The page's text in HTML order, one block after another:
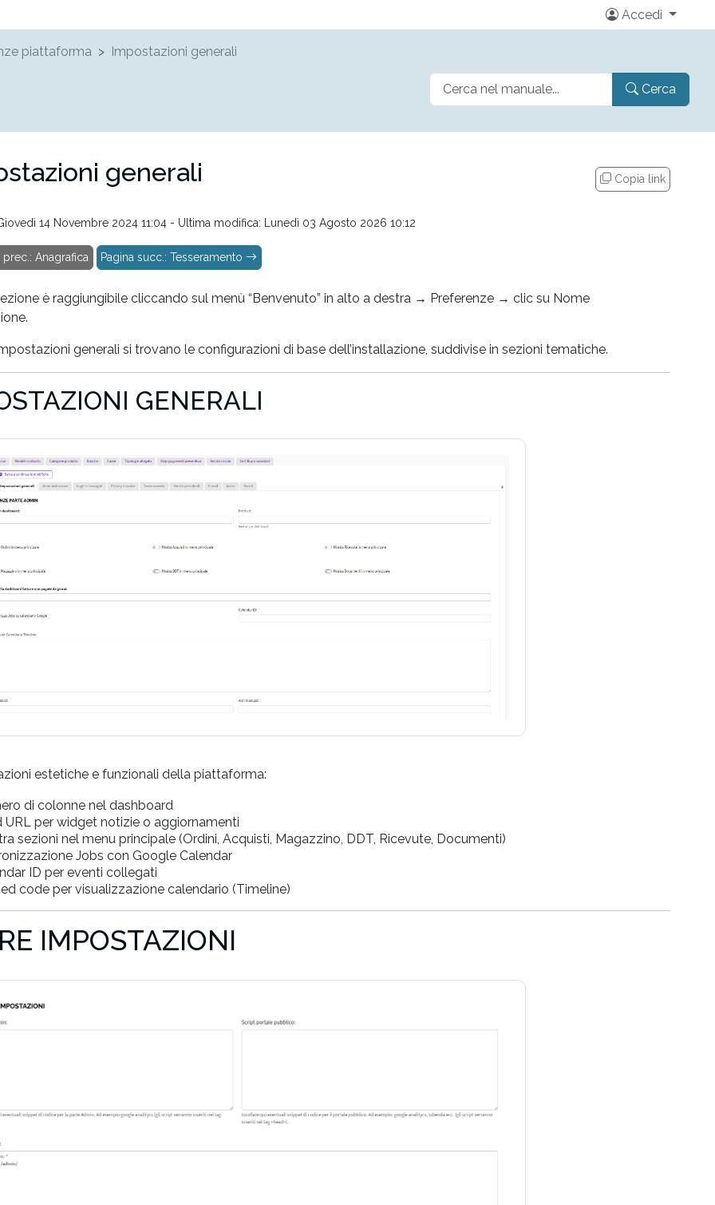
Accedi
piattaforma Impostazioni generali
Cerca
generali Copia link
14 Novembre 2024 11:04 - Ultima modifica: Lunedì 03 Agosto 2026 10:12
Anagrafica Pagina succ.: Tesseramento
è raggiungibile cliccando sul menù “Benvenuto” in alto a destra → Preferenze → clic su Nome
generali si trovano le configurazioni di base dell’installazione, suddivise in sezioni tematiche.
GENERALI
estetiche e funzionali della piattaforma:
di colonne nel dashboard
URL per widget notizie o aggiornamenti
sezioni nel menu principale (Ordini, Acquisti, Magazzino, DDT, Ricevute, Documenti)
Jobs con Google Calendar
ID per eventi collegati
code per visualizzazione calendario (Timeline)
IMPOSTAZIONI